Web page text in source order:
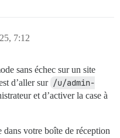
7:12
sans échec sur un site
d’aller sur /u/admin-
et d’activer la case à
votre boîte de réception